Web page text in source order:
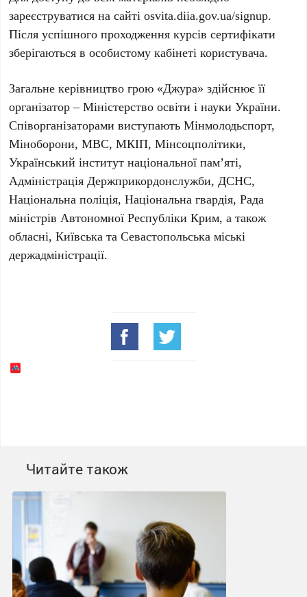
зареєструватися на сайтіosvita.diia.gov.ua/signup.
Після успішного проходження курсів сертифікати
зберігаються в особистому кабінеті користувача.
Загальне керівництво грою «Джура» здійснює її
організатор –Міністерство освіти і науки України.
Співорганізаторами виступаютьМінмолодьспорт,
Міноборони,МВС,МКІП,Мінсоцполітики,
Український інститут національної пам’яті,
Адміністрація Держприкордонслужби,ДСНС,
Національна поліція,Національна гвардія,Рада
міністрів Автономної Республіки Крим, а також
обласні, Київська та Севастопольська міські
держадміністрації.
Читайте також